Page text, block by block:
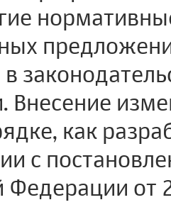
Внесение
как
с
Федерации от